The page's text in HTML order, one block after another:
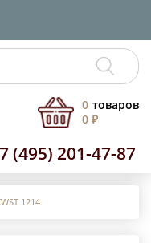
(495) 201-47-87
0 товаров
0 ₽
1214